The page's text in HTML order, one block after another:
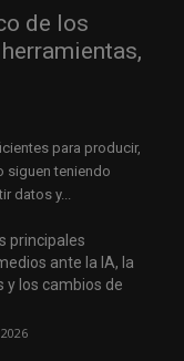
de los
para producir,
siguen teniendo
datos y...
principales
ante la IA, la
y los cambios de